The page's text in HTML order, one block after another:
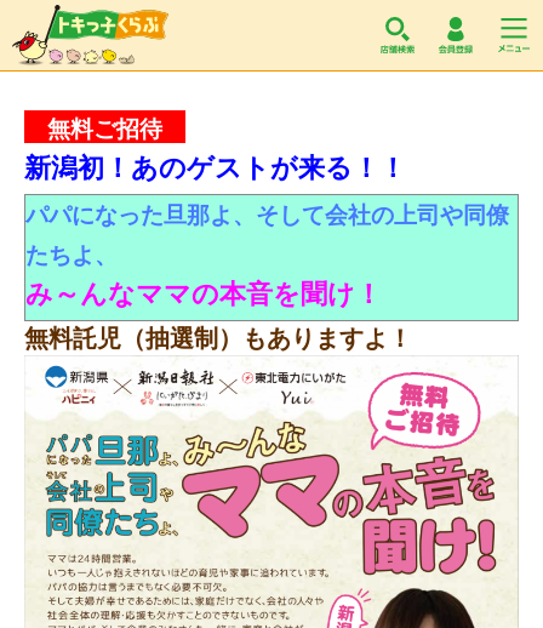
無料ご招待
新潟初！あのゲストが来る！！
パパになった旦那よ、そして会社の上司や同僚
たちよ、
み～んなママの本音を聞け！
無料託児（抽選制）もありますよ！